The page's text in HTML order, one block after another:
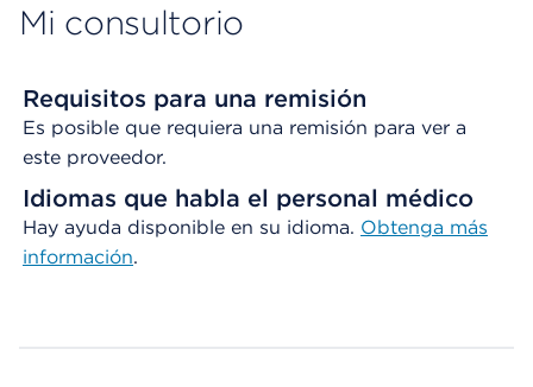
Mi consultorio
Requisitos para una remisión
Es posible que requiera una remisión para ver a
este proveedor.
Idiomas que habla el personal médico
Hay ayuda disponible en su idioma. Obtenga más
información.